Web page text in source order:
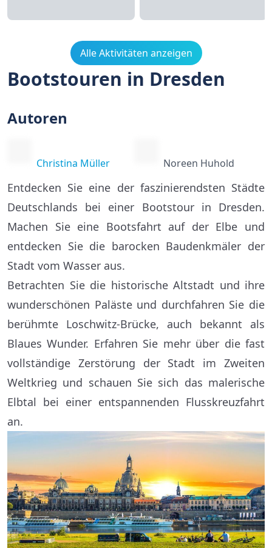
Alle Aktivitäten anzeigen
Bootstouren in Dresden
Autoren
Christina Müller Noreen Huhold
Entdecken Sie eine der faszinierendsten Städte
Deutschlands bei einer Bootstour in Dresden.
Machen Sie eine Bootsfahrt auf der Elbe und
entdecken Sie die barocken Baudenkmäler der
Stadt vom Wasser aus.
Betrachten Sie die historische Altstadt und ihre
wunderschönen Paläste und durchfahren Sie die
berühmte Loschwitz-Brücke, auch bekannt als
Blaues Wunder. Erfahren Sie mehr über die fast
vollständige Zerstörung der Stadt im Zweiten
Weltkrieg und schauen Sie sich das malerische
Elbtal bei einer entspannenden Flusskreuzfahrt
an.